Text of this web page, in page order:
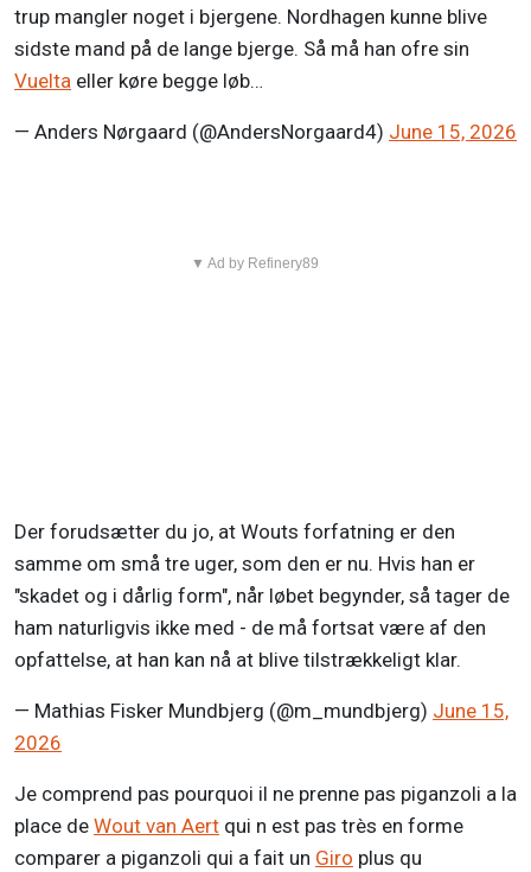
trup mangler noget i bjergene. Nordhagen kunne blive
sidste mand på de lange bjerge. Så må han ofre sin
Vuelta eller køre begge løb…
— Anders Nørgaard (@AndersNorgaard4) June 15, 2026
▼ Ad by Refinery89
Der forudsætter du jo, at Wouts forfatning er den
samme om små tre uger, som den er nu. Hvis han er
"skadet og i dårlig form", når løbet begynder, så tager de
ham naturligvis ikke med - de må fortsat være af den
opfattelse, at han kan nå at blive tilstrækkeligt klar.
— Mathias Fisker Mundbjerg (@m_mundbjerg) June 15,
2026
Je comprend pas pourquoi il ne prenne pas piganzoli a la
place de Wout van Aert qui n est pas très en forme
comparer a piganzoli qui a fait un Giro plus qu